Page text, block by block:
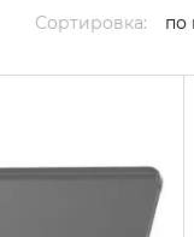
Сортировка: по